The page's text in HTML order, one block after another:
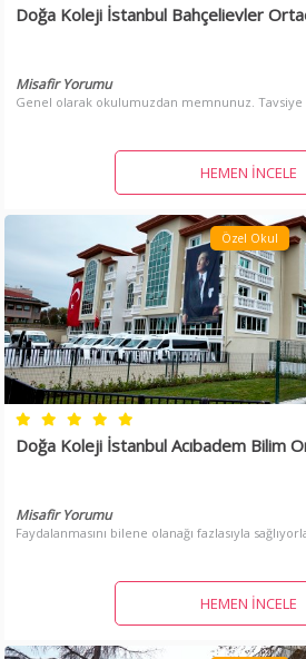
Doğa Koleji İstanbul Bahçelievler
Misafir Yorumu
Genel olarak okulumuzdan memnunuz.
HEMEN İNCELE
Özel Okul
Doğa Koleji İstanbul Acıbadem Bilim
Misafir Yorumu
Faydalanmasını bilene olanağı fazlasıyla
HEMEN İNCELE